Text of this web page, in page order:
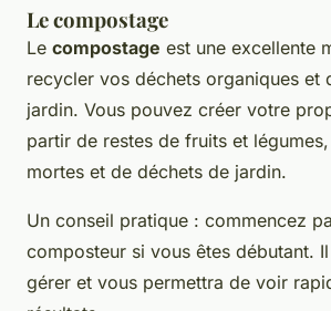
Le compostage
Le compostage est une excellente
recycler vos déchets organiques et
jardin. Vous pouvez créer votre
partir de restes de fruits et
mortes et de déchets de jardin.
Un conseil pratique : commencez
composteur si vous êtes débutant.
gérer et vous permettra de voir